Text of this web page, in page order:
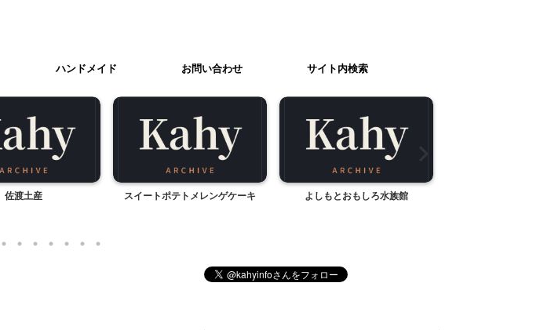
ハンドメイド お問い合わせ サイト内検索
佐渡土産 スイートポテトメレンゲケーキ よしもとおもしろ水族館